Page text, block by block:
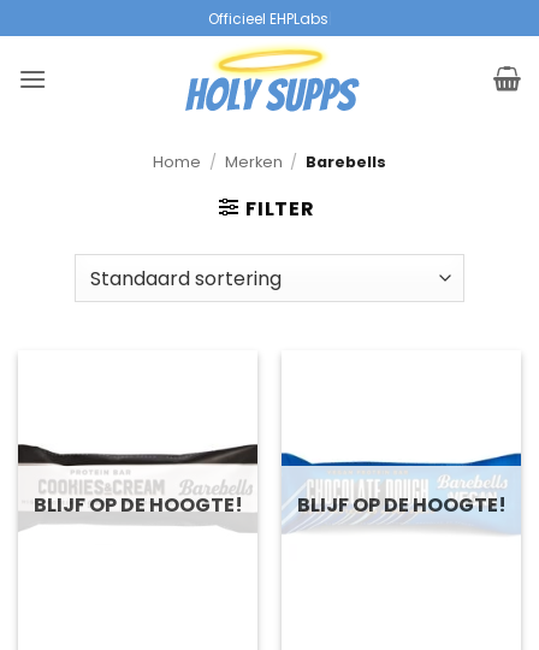
naar
inhoud
Officieel EHPLabs Re
Home / Merken / Barebells
FILTER
BLIJF OP DE HOOGTE! BLIJF OP DE HOOGTE!